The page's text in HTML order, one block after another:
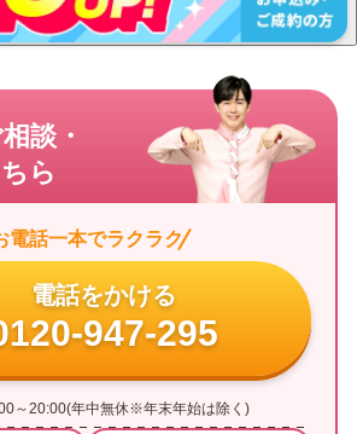
談・
ら
電話一本でラクラク
電話をかける
947-295
～20:00(年中無休※年末年始は除く)